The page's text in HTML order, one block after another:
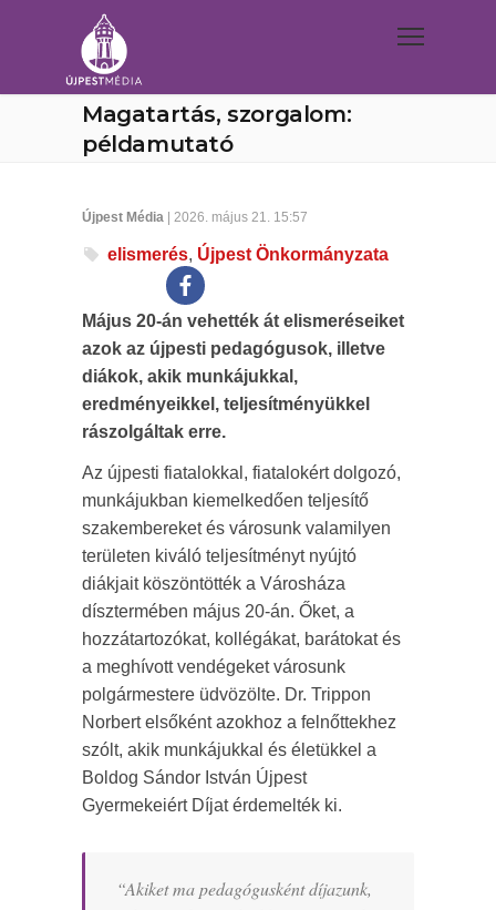
Magatartás, szorgalom:
példamutató
Újpest Média | 2026. május 21. 15:57
elismerés, Újpest Önkormányzata
Május 20-án vehették át elismeréseiket
azok az újpesti pedagógusok, illetve
diákok, akik munkájukkal,
eredményeikkel, teljesítményükkel
rászolgáltak erre.
Az újpesti fiatalokkal, fiatalokért dolgozó,
munkájukban kiemelkedően teljesítő
szakembereket és városunk valamilyen
területen kiváló teljesítményt nyújtó
diákjait köszöntötték a Városháza
dísztermében május 20-án. Őket, a
hozzátartozókat, kollégákat, barátokat és
a meghívott vendégeket városunk
polgármestere üdvözölte. Dr. Trippon
Norbert elsőként azokhoz a felnőttekhez
szólt, akik munkájukkal és életükkel a
Boldog Sándor István Újpest
Gyermekeiért Díjat érdemelték ki.
“Akiket ma pedagógusként díjazunk,